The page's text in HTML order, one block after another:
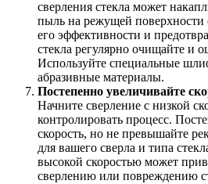
сверления стекла может
пыль на режущей поверхности
его эффективности и
стекла регулярно очищайте и
Используйте специальные
абразивные материалы.
Постепенно увеличивайте
Начните сверление с низкой
контролировать процесс.
скорость, но не превышайте
для вашего сверла и типа
высокой скоростью может
сверлению или повреждению